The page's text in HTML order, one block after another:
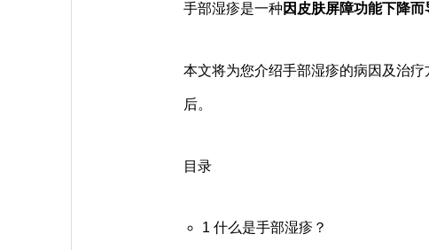
手部湿疹是一种 因皮肤屏障功能下降
本文将为您介绍手部湿疹的病因及治
后。
目录
1 什么是手部湿疹？